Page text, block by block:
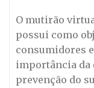
O mutirão
possui como
consumidores
importância da
prevenção do